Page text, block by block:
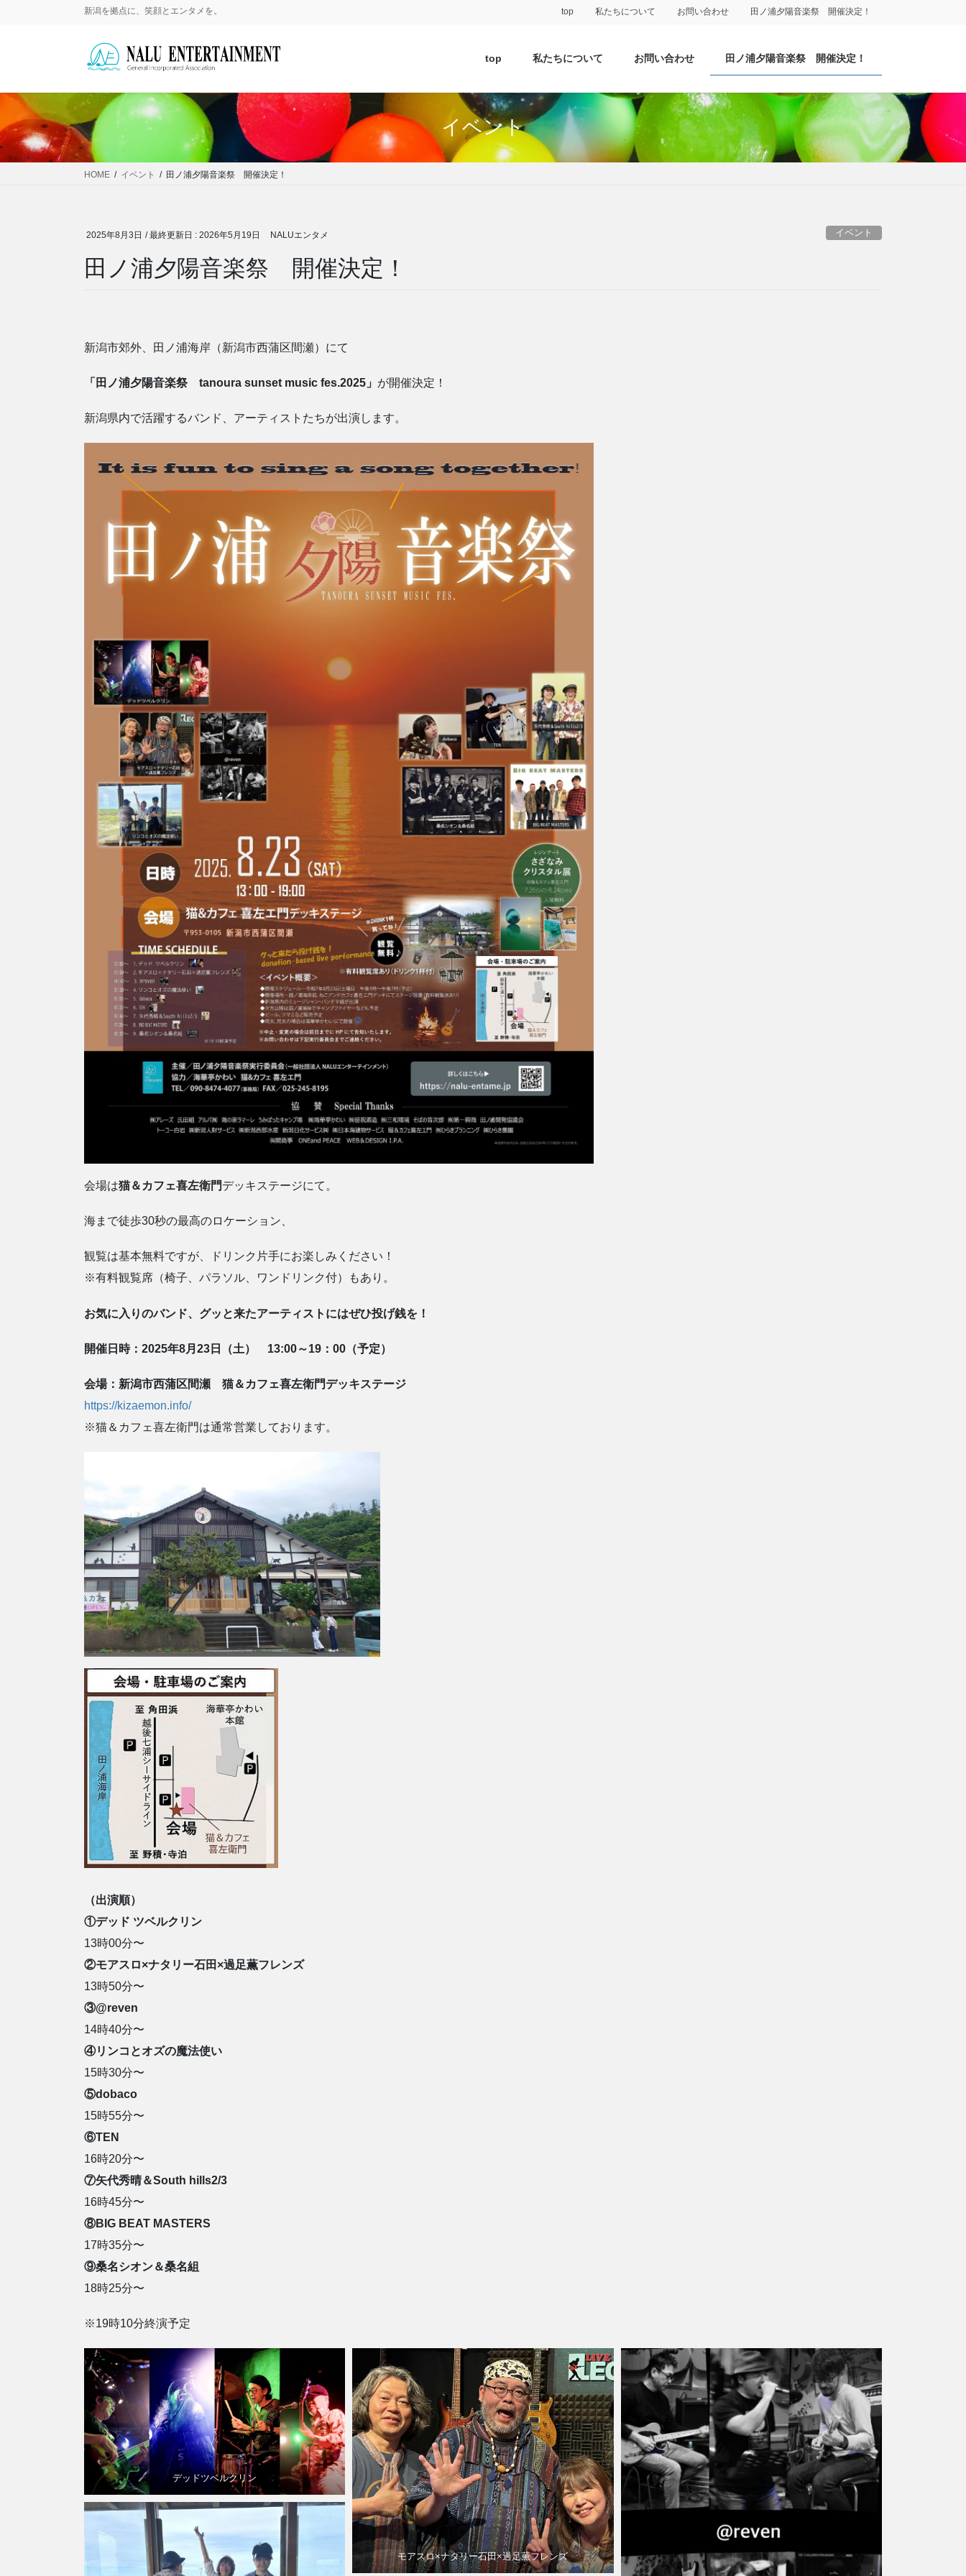
に
動
ョ
に
移
動
新潟を拠点に、笑顔とエンタメを。 top 私たちについて お問い合わせ 田ノ浦夕陽音楽祭 開催決定！
top 私たちについて お問い合わせ 田ノ浦夕陽音楽祭 開催決定！
イベント
HOME イベント 田ノ浦夕陽音楽祭 開催決定！
2025年8月3日 / 最終更新日 : 2026年5月19日 NALUエンタメ イベント
田ノ浦夕陽音楽祭 開催決定！
新潟市郊外、田ノ浦海岸（新潟市西蒲区間瀬）にて
「田ノ浦夕陽音楽祭 tanoura sunset music fes.2025」 が開催決定！
新潟県内で活躍するバンド、アーティストたちが出演します。
会場は猫＆カフェ喜左衛門デッキステージにて。
海まで徒歩30秒の最高のロケーション、
観覧は基本無料ですが、ドリンク片手にお楽しみください！
※有料観覧席（椅子、パラソル、ワンドリンク付）もあり。
お気に入りのバンド、グッと来たアーティストにはぜひ投げ銭を！
開催日時：2025年8月23日（土） 13:00～19：00（予定）
会場：新潟市西蒲区間瀬 猫＆カフェ喜左衛門デッキステージ
https://kizaemon.info/
※猫＆カフェ喜左衛門は通常営業しております。
（出演順）
①デッド ツベルクリン
13時00分〜
②モアスロ×ナタリー石田×過足薫フレンズ
13時50分〜
③@reven
14時40分〜
④リンコとオズの魔法使い
15時30分〜
⑤dobaco
15時55分〜
⑥TEN
16時20分〜
⑦矢代秀晴＆South hills2/3
16時45分〜
⑧BIG BEAT MASTERS
17時35分〜
⑨桑名シオン＆桑名組
18時25分〜
※19時10分終演予定
デッドツベルクリン
モアスロ×ナタリー石田×過足薫フレンズ